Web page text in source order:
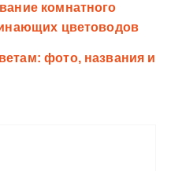
комнатного
цветоводов
фото, названия и